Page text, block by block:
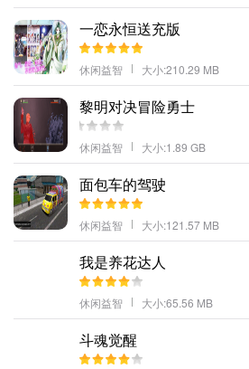
一恋永恒送充版
休闲益智 大小:210.29 MB
黎明对决冒险勇士
休闲益智 大小:1.89 GB
面包车的驾驶
休闲益智 大小:121.57 MB
我是养花达人
休闲益智 大小:65.56 MB
斗魂觉醒